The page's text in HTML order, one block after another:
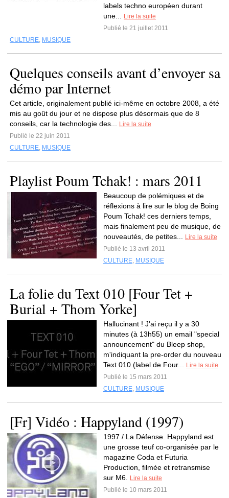
labels techno européen durant
une...
Lire la suite
Publié le 21 juillet 2011
CULTURE, MUSIQUE
Quelques conseils avant d’envoyer sa
démo par Internet
Cet article, originalement publié ici-même en octobre 2008, a été
mis au goût du jour et ne dispose plus désormais que de 8
conseils, car la technologie des...
Lire la suite
Publié le 22 juin 2011
CULTURE, MUSIQUE
Playlist Poum Tchak! : mars 2011
Beaucoup de polémiques et de
réflexions à lire sur le blog de Boing
Poum Tchak! ces derniers temps,
mais finalement peu de musique, de
nouveautés, de petites...
Lire la suite
Publié le 13 avril 2011
CULTURE, MUSIQUE
La folie du Text 010 [Four Tet +
Burial + Thom Yorke]
Hallucinant ! J'ai reçu il y a 30
minutes (à 13h55) un email "special
announcement" du Bleep shop,
m'indiquant la pre-order du nouveau
Text 010 (label de Four...
Lire la suite
Publié le 15 mars 2011
CULTURE, MUSIQUE
[Fr] Vidéo : Happyland (1997)
1997 / La Défense. Happyland est
une grosse teuf co-organisée par le
magazine Coda et Futuria
Production, filmée et retransmise
sur M6.
Lire la suite
Publié le 10 mars 2011